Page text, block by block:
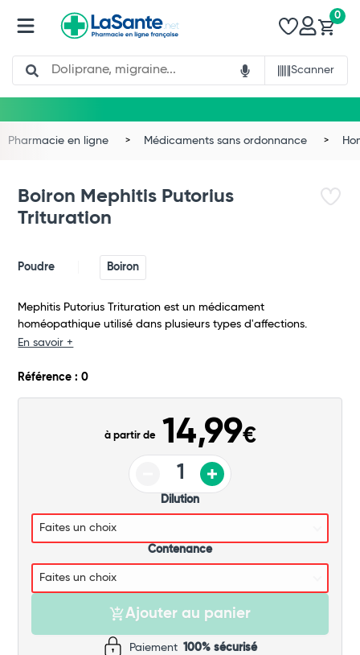
Search
Scanner
0
Total
Pharmacie en ligne Médicaments sans ordonnance
Boiron Mephitis Putorius
Trituration
Poudre Boiron
Mephitis Putorius Trituration est un médicament
homéopathique utilisé dans plusieurs types d'affections.
En savoir +
Référence : 0
à partir de 14,99€
Dilution
Contenance
Ajouter au panier
Paiement 100% sécurisé